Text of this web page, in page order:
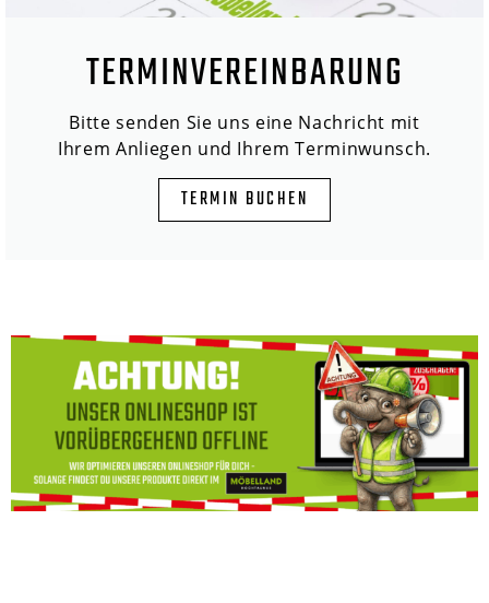
TERMINVEREINBARUNG
Bitte senden Sie uns eine Nachricht mit
Ihrem Anliegen und Ihrem Terminwunsch.
TERMIN BUCHEN